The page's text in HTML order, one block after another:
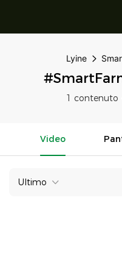
Lyine
1 contenuto
Video
Ultimo